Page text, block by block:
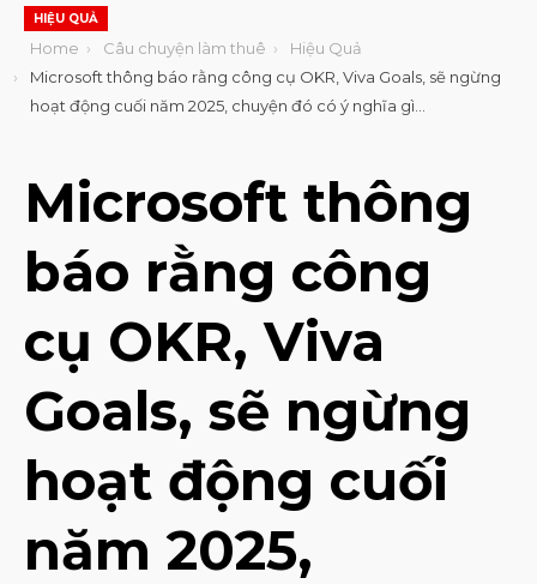
HIỆU QUẢ
Home Câu chuyện làm thuê
Hiệu Quả
Microsoft thông báo rằng công cụ OKR, Viva Goals, sẽ ngừng
hoạt động cuối năm 2025, chuyện đó có ý nghĩa gì…
Microsoft thông
báo rằng công
cụ OKR, Viva
Goals, sẽ ngừng
hoạt động cuối
năm 2025,